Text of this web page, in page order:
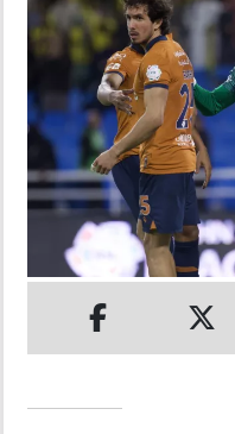
DEPORTES
MUNDO
INSÓLITAS
MULTIMEDIA